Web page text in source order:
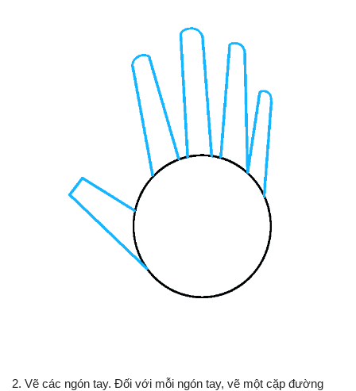
2. Vẽ các ngón tay. Đối với mỗi ngón tay, vẽ một cặp đường